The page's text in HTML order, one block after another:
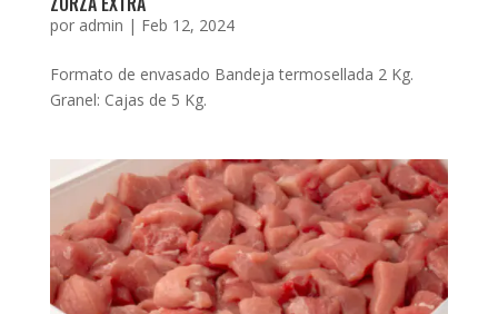
por admin | Feb 12, 2024
Formato de envasado Bandeja termosellada 2 Kg.
Granel: Cajas de 5 Kg.